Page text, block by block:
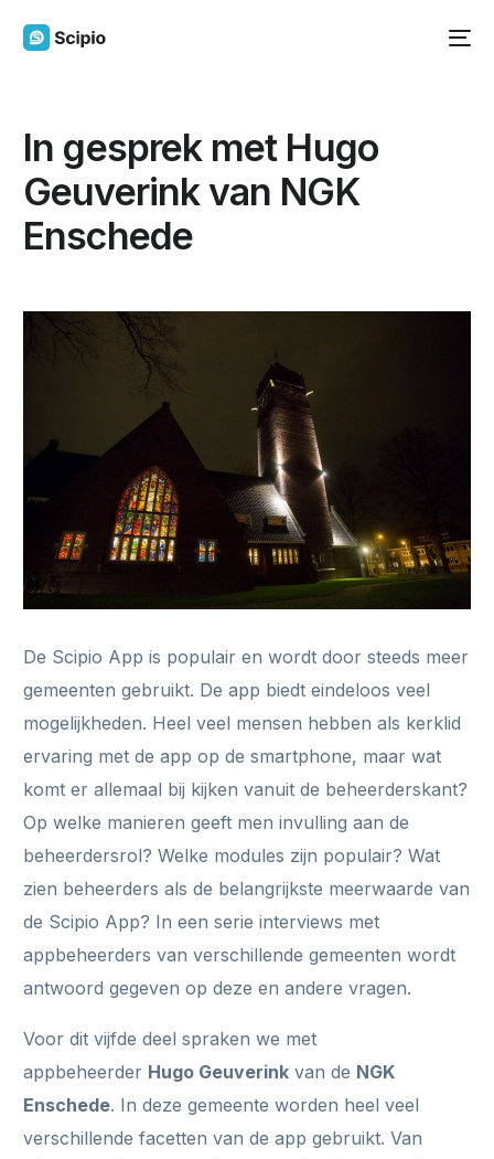
In gesprek met Hugo
Geuverink van NGK
Enschede
De Scipio App is populair en wordt door steeds meer
gemeenten gebruikt. De app biedt eindeloos veel
mogelijkheden. Heel veel mensen hebben als kerklid
ervaring met de app op de smartphone, maar wat
komt er allemaal bij kijken vanuit de beheerderskant?
Op welke manieren geeft men invulling aan de
beheerdersrol? Welke modules zijn populair? Wat
zien beheerders als de belangrijkste meerwaarde van
de Scipio App? In een serie interviews met
appbeheerders van verschillende gemeenten wordt
antwoord gegeven op deze en andere vragen.
Voor dit vijfde deel spraken we met
appbeheerder Hugo Geuverink van de NGK
Enschede. In deze gemeente worden heel veel
verschillende facetten van de app gebruikt. Van